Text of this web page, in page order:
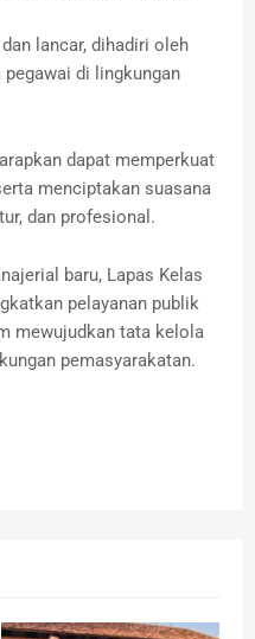
lancar, dihadiri oleh
di lingkungan
dapat memperkuat
menciptakan suasana
dan profesional.
baru, Lapas Kelas
pelayanan publik
mewujudkan tata kelola
pemasyarakatan.